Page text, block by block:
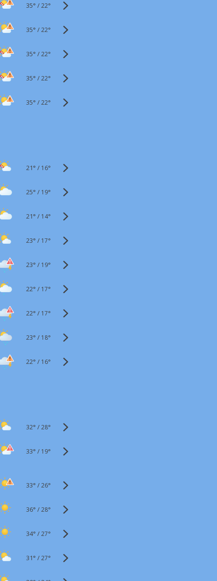
35° /22°
35° /22°
35° /22°
35° /22°
35° /22°
21° / 16°
25° / 19°
21° / 14°
23° / 17°
23° / 19°
22° / 17°
22° / 17°
23° / 18°
22° / 16°
32° /28°
33° / 19°
33° /26°
36° /28°
34° /27°
31° /27°